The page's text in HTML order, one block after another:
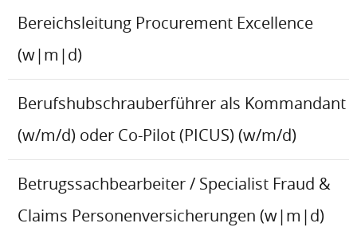
Bereichsleitung Procurement Excellence
(w|m|d)
Berufshubschrauberführer als Kommandant
(w/m/d) oder Co-Pilot (PICUS) (w/m/d)
Betrugssachbearbeiter / Specialist Fraud &
Claims Personenversicherungen (w|m|d)